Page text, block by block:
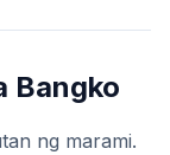
Bangko
ng marami.